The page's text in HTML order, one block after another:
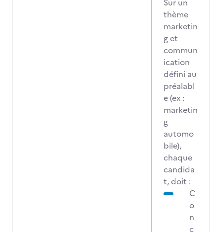
Sur un
thème
marketin
g et
commun
ication
défini au
préalabl
e (ex :
marketin
g
automo
bile),
chaque
candida
t, doit :
C
o
n
c